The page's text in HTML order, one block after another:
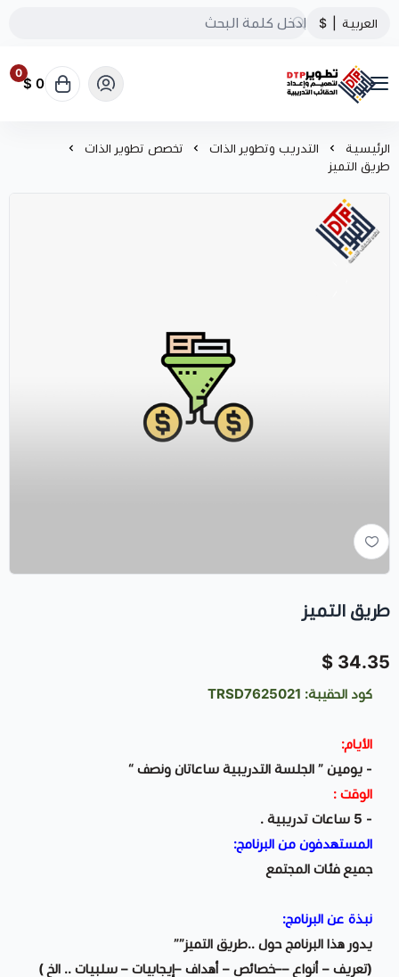
العربية $
تطوير الحقائب التدريبية
0
0 $
الرئيسية التدريب وتطوير الذات
تخصص تطوير الذات
طريق التميز
طريق التميز
34.35 $
كود الحقيبة: TRSD7625021
الأيام:
- يومين ” الجلسة التدريبية ساعاتان ونصف “
الوقت :
- 5 ساعات تدريبية .
المستهدفون من البرنامج:
جميع فئات المجتمع
نبذة عن البرنامج:
يدور هذا البرنامج حول ..طريق التميز””
(تعريف – أنواع ––خصائص – أهداف –إيجابيات – سلبيات .. الخ )